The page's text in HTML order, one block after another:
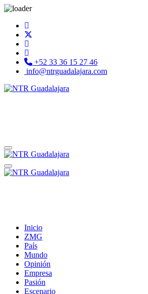
+52 33 36 15 27 46
info@ntrguadalajara.com
Inicio
ZMG
País
Mundo
Opinión
Empresa
Pasión
Escenario